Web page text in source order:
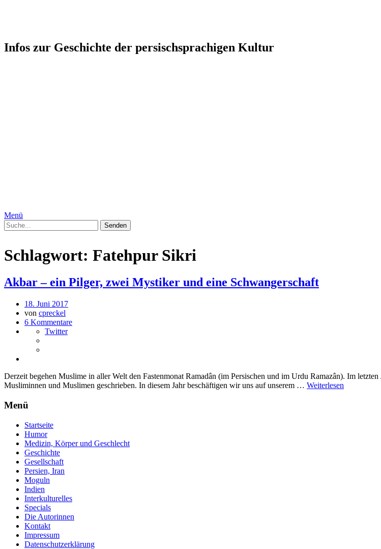
Infos zur Geschichte der persischsprachigen Kultur
Menü
Schlagwort: Fatehpur Sikri
Akbar – ein Pilger, zwei Mystiker und eine Schwangerschaft
18. Juni 2017
von cpreckel
6 Kommentare
Twitter
Derzeit begehen Muslime in aller Welt den Fastenmonat Ramadân (im Persischen und im Urdu Ramazân). Im
Musliminnen und Muslimen geschrieben. In diesem Jahr beschäftigen wir uns auf unserem … Weiterlesen
Menü
Startseite
Humor
Medizin, Körper und Geschlecht
Geschichte
Gesellschaft
Persien, Iran
Moguln
Indien
Interkulturelles
Specials
Die Autorinnen
Kontakt
Impressum
Datenschutzerklärung